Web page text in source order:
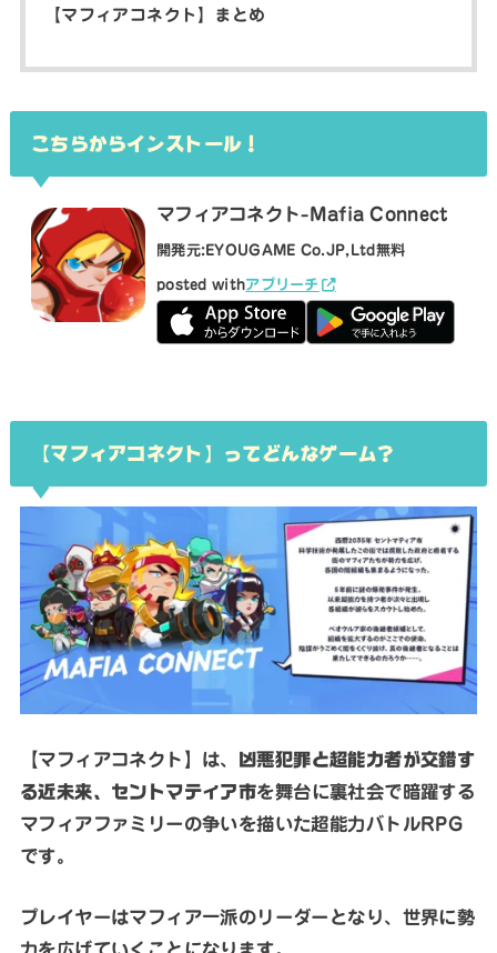
【マフィアコネクト】まとめ
こちらからインストール！
マフィアコネクト-Mafia Connect
開発元:EYOUGAME Co.JP,Ltd無料
posted withアプリーチ
【マフィアコネクト】ってどんなゲーム？
【マフィアコネクト】は、
凶悪犯罪と超能力者が交錯す
る近未来、セントマティア市を舞台に裏社会で暗躍する
マフィアファミリーの争いを描いた超能力バトルRPG
です。
プレイヤーはマフィア一派のリーダーとなり、世界に勢